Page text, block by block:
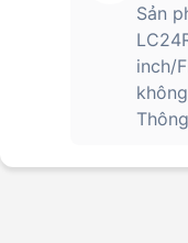
Sản
inch/